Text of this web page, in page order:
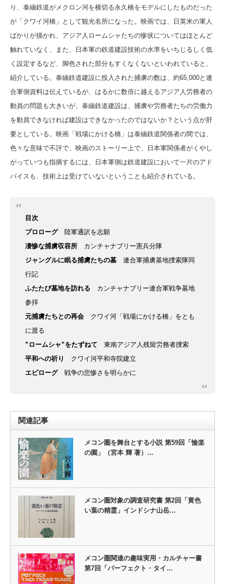
り、泰緬鉄道がメクロン河を横切る永久橋をモデルにしたものだった
が「クワイ河橋」として観光名所になった。映画では、日英米の軍人
ばかりが描かれ、アジア人ロームシャたちの惨状についてはほとんど
触れていなく、また、日本軍の鉄道建設技術の水準をいちじるしく低
く設定するなど、脚色された部分もすくなくないといわれていると、
紹介している。泰緬鉄道建設に投入された捕虜の数は、約65,000と連
合軍側資料は伝えているが、はるかに数倍に越えるアジア人労務者の
動員の問題も大きいが、泰緬鉄道建設は、捕虜や労務者たちの労働力
を動員できなければ建設はできなかったのではないか？という点が肝
要としている。映画「戦場にかける橋」は泰緬鉄道関係者の間では、
色々な意味で不評で、映画のストーリー上で、日本軍関係者がくやし
がっていつも指摘するには、日本軍側は鉄道建設において一片のアド
バイスも、技術上は受けていないということも紹介されている。
目次
プロローグ陸軍通訳を志願
凄惨な捕虜収容所 カンチャナブリー憲兵分隊
ジャングルに眠る捕虜たちの墓 連合軍捕虜基地捜索隊同
行記
ふたたび墓地を訪れる カンチャナブリー連合軍戦争墓地
参拝
元捕虜たちとの再会 クワイ河「戦場にかける橋」をとも
に渡る
”ロームシャ”をたずねて 東南アジア人残留労務者捜索
平和への祈り
クワイ河平和寺院建立
エピローグ戦争の悲惨さを明らかに
関連記事
メコン圏を舞台とする小説 第59回「愉楽
の園」（宮本 輝 著）…
メコン圏対象の調査研究書 第2回「黄色
い葉の精霊」インドシナ山岳…
メコン圏関連の趣味実用・カルチャー書
第7回「パーフェクト・タイ…